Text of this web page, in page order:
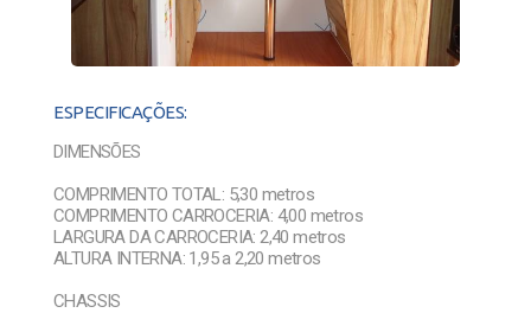
ESPECIFICAÇÕES:
DIMENSÕES
COMPRIMENTO TOTAL: 5,30 metros
COMPRIMENTO CARROCERIA: 4,00 metros
LARGURA DA CARROCERIA: 2,40 metros
ALTURA INTERNA: 1,95 a 2,20 metros
CHASSIS